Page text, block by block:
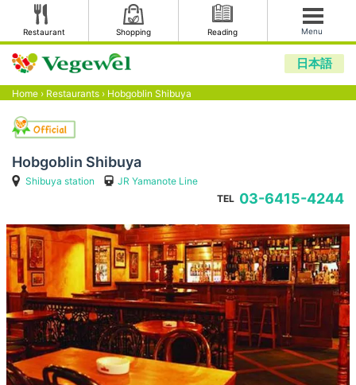
Restaurant Shopping Reading Menu
日本語
Home › Restaurants › Hobgoblin Shibuya
Hobgoblin Shibuya
Shibuya station
JR Yamanote Line
TEL 03-6415-4244